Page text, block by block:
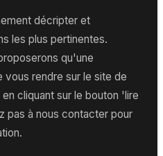
décripter et
les plus pertinentes.
qu'une
vous rendre sur le site de
cliquant sur le bouton 'lire
pas à nous contacter pour